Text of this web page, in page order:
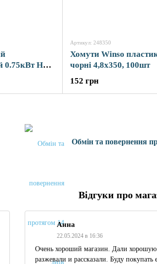
0.75кВт H
хв Ø96мм
Артикул: 248350
Хомути Winso
чорні 4,8x350, 100шт
152 грн
Обмін та повернення
Відгуки про
Анна
22.05.2024 в 16:36
Очень хороший магазин. Дали хорошую
разжевали и рассказали. Буду покупать